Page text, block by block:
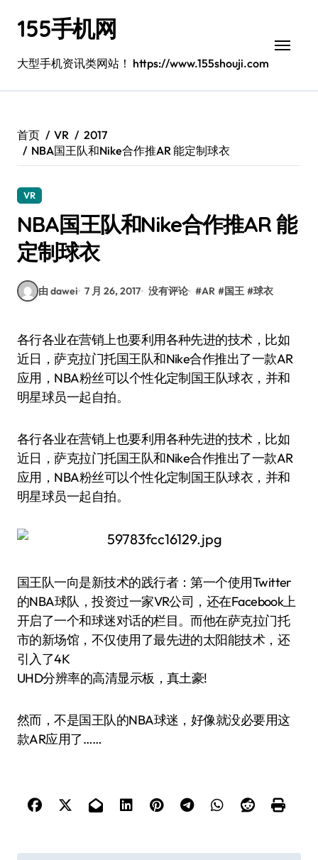
155手机网
大型手机资讯类网站！ https://www.155shouji.com
首页 VR
2017
NBA国王队和Nike合作推AR 能定制球衣
VR
NBA国王队和Nike合作推AR 能
定制球衣
由 dawei 7 月 26, 2017 没有评论 #AR #国王 #球衣
各行各业在营销上也要利用各种先进的技术，比如
近日，萨克拉门托国王队和Nike合作推出了一款AR
应用，NBA粉丝可以个性化定制国王队球衣，并和
明星球员一起自拍。
各行各业在营销上也要利用各种先进的技术，比如
近日，萨克拉门托国王队和Nike合作推出了一款AR
应用，NBA粉丝可以个性化定制国王队球衣，并和
明星球员一起自拍。
国王队一向是新技术的践行者：第一个使用Twitter
的NBA球队，投资过一家VR公司，还在Facebook上
开启了一个和球迷对话的栏目。而他在萨克拉门托
市的新场馆，不仅使用了最先进的太阳能技术，还
引入了4K
UHD分辨率的高清显示板，真土豪!
然而，不是国王队的NBA球迷，好像就没必要用这
款AR应用了……